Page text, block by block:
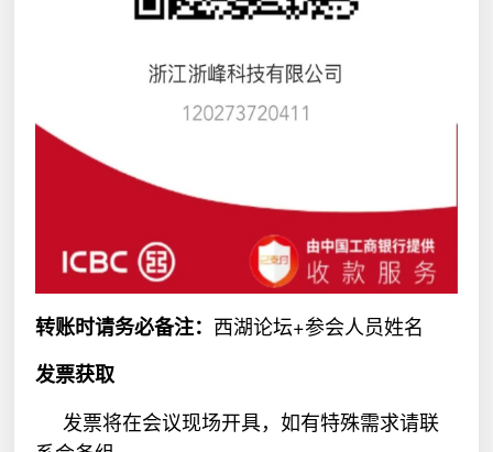
转账时请务必备注： 西湖论坛+参会人员姓名
发票获取
发票将在会议现场开具，如有特殊需求请联